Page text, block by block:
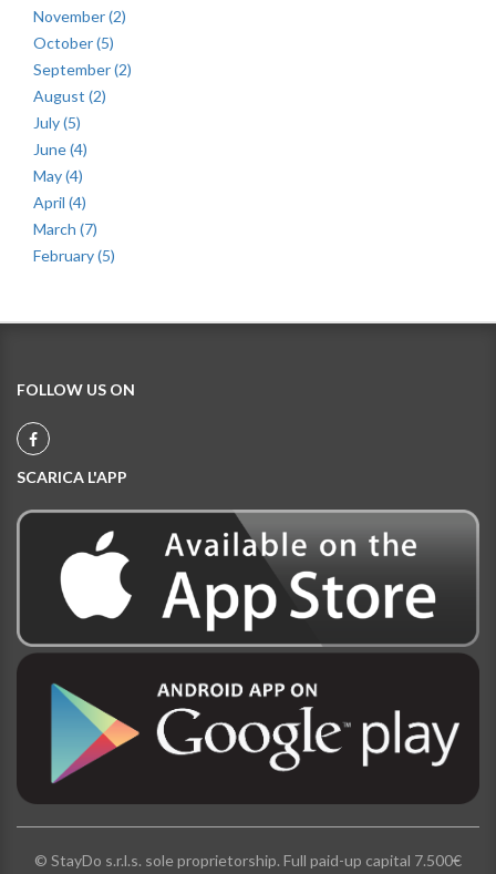
November (2)
October (5)
September (2)
August (2)
July (5)
June (4)
May (4)
April (4)
March (7)
February (5)
FOLLOW US ON
SCARICA L'APP
© StayDo s.r.l.s. sole proprietorship. Full paid-up capital 7.500€